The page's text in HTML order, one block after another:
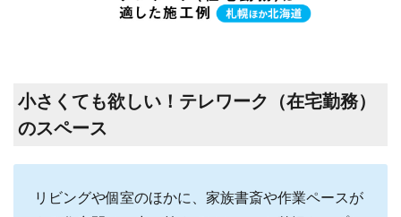
小さくても欲しい！テレワーク（在宅勤務）
のスペース
リビングや個室のほかに、家族書斎や作業ペースが